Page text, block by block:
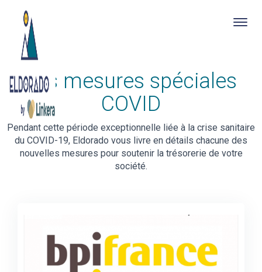
main
content
Les mesures spéciales
COVID
Pendant cette période exceptionnelle liée à la crise sanitaire
du COVID-19, Eldorado vous livre en détails chacune des
nouvelles mesures pour soutenir la trésorerie de votre
société.